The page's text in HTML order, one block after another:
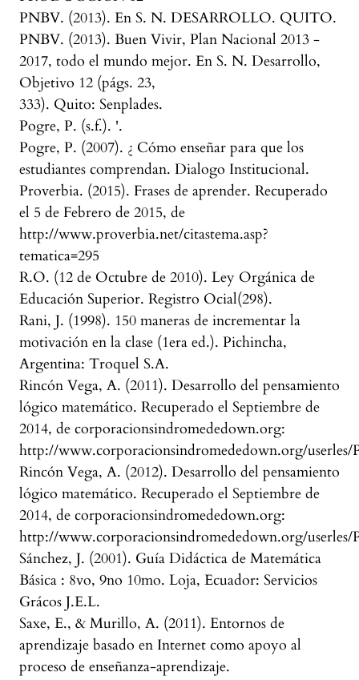
PNBV. (2013). En S. N. DESARROLLO. QUITO.
PNBV. (2013). Buen Vivir, Plan Nacional 2013 -
2017, todo el mundo mejor. En S. N. Desarrollo,
Objetivo 12 (págs. 23,
333). Quito: Senplades.
Pogre, P. (s.f.). '.
Pogre, P. (2007). ¿ Cómo enseñar para que los
estudiantes comprendan. Dialogo Institucional.
Proverbia. (2015). Frases de aprender. Recuperado
el 5 de Febrero de 2015, de
http://www.proverbia.net/citastema.asp?
tematica=295
R.O. (12 de Octubre de 2010). Ley Orgánica de
Educación Superior. Registro Ocial(298).
Rani, J. (1998). 150 maneras de incrementar la
motivación en la clase (1era ed.). Pichincha,
Argentina: Troquel S.A.
Rincón Vega, A. (2011). Desarrollo del pensamiento
lógico matemático. Recuperado el Septiembre de
2014, de corporacionsindromededown.org:
http://www.corporacionsindromededown.org/userles/
Rincón Vega, A. (2012). Desarrollo del pensamiento
lógico matemático. Recuperado el Septiembre de
2014, de corporacionsindromededown.org:
http://www.corporacionsindromededown.org/userles/
Sánchez, J. (2001). Guía Didáctica de Matemática
Básica : 8vo, 9no 10mo. Loja, Ecuador: Servicios
Grácos J.E.L.
Saxe, E., & Murillo, A. (2011). Entornos de
aprendizaje basado en Internet como apoyo al
proceso de enseñanza-aprendizaje.